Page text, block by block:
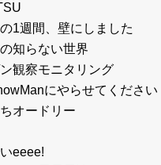
1週間、壁にしました
知らない世界
観察モニタリング
にやらせてください
オードリー
eeee!